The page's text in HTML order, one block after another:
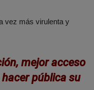
vez más virulenta y
mejor acceso
pública su